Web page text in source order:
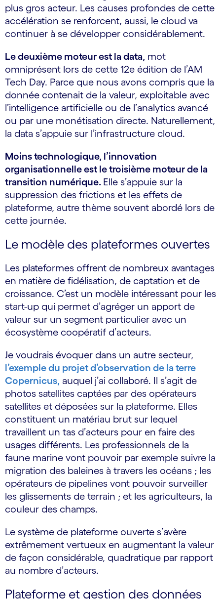
plus gros acteur. Les causes profondes de cette
accélération se renforcent, aussi, le cloud va
continuer à se développer considérablement.
Le deuxième moteur est la data, mot
omniprésent lors de cette 12e édition de l’AM
Tech Day. Parce que nous avons compris que la
donnée contenait de la valeur, exploitable avec
l’intelligence artificielle ou de l’analytics avancé
ou par une monétisation directe. Naturellement,
la data s’appuie sur l’infrastructure cloud.
Moins technologique, l’innovation
organisationnelle est le troisième moteur de la
transition numérique. Elle s’appuie sur la
suppression des frictions et les effets de
plateforme, autre thème souvent abordé lors de
cette journée.
Le modèle des plateformes ouvertes
Les plateformes offrent de nombreux avantages
en matière de fidélisation, de captation et de
croissance. C’est un modèle intéressant pour les
start-up qui permet d’agréger un apport de
valeur sur un segment particulier avec un
écosystème coopératif d’acteurs.
Je voudrais évoquer dans un autre secteur,
l’exemple du projet d’observation de la terre
Copernicus, auquel j’ai collaboré. Il s’agit de
photos satellites captées par des opérateurs
satellites et déposées sur la plateforme. Elles
constituent un matériau brut sur lequel
travaillent un tas d’acteurs pour en faire des
usages différents. Les professionnels de la
faune marine vont pouvoir par exemple suivre la
migration des baleines à travers les océans ; les
opérateurs de pipelines vont pouvoir surveiller
les glissements de terrain ; et les agriculteurs, la
couleur des champs.
Le système de plateforme ouverte s’avère
extrêmement vertueux en augmentant la valeur
de façon considérable, quadratique par rapport
au nombre d’acteurs.
Plateforme et gestion des données